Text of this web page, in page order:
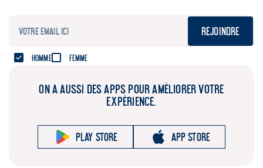
Rejoindre
Homme Femme
ON A AUSSI DES APPS POUR AMÉLIORER VOTRE
EXPÉRIENCE.
Play store App store